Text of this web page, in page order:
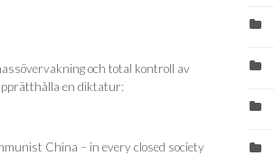
och total kontroll av
en diktatur:
China – in every closed society